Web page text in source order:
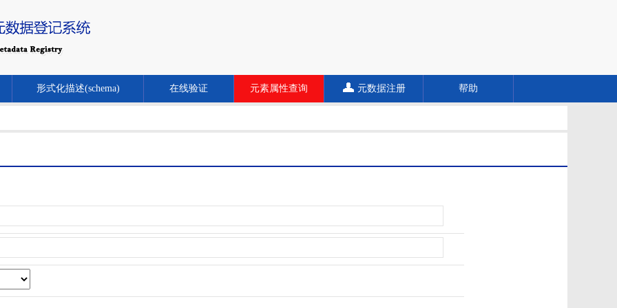
形式化描述(schema) 在线验证 元素属性查询 元数据注册 帮助